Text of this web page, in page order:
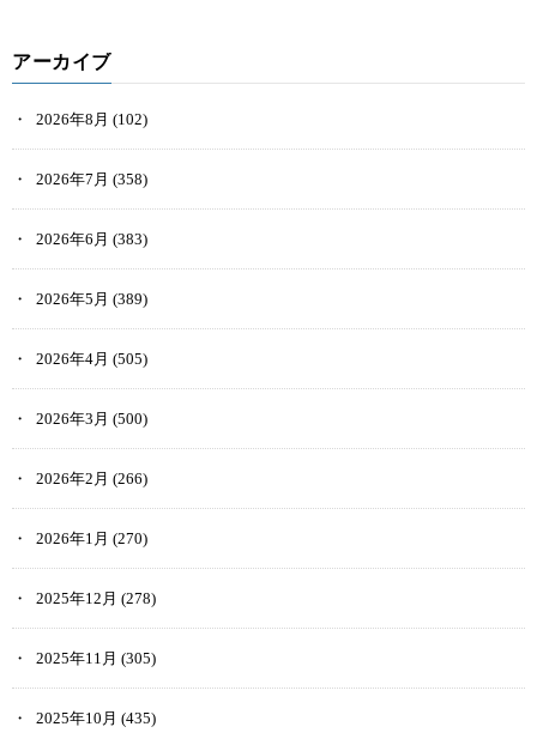
アーカイブ
2026年8月 (102)
2026年7月 (358)
2026年6月 (383)
2026年5月 (389)
2026年4月 (505)
2026年3月 (500)
2026年2月 (266)
2026年1月 (270)
2025年12月 (278)
2025年11月 (305)
2025年10月 (435)